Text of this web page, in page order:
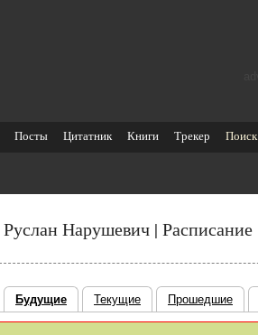
Посты Цитатник Книги Трекер Поиск
Руслан Нарушевич | Расписание
Будущие Текущие Прошедшие